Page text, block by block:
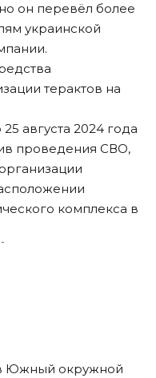
он перевёл более
украинской
терактов на
августа 2024 года
проведения СВО,
комплекса в
Южный окружной